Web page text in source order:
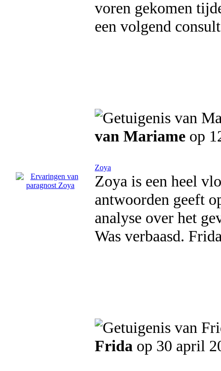
voren gekomen
een volgend
van Mariame op
Zoya
Zoya is een heel
antwoorden geeft
analyse over het
Was verbaasd.
Frida op 30 april